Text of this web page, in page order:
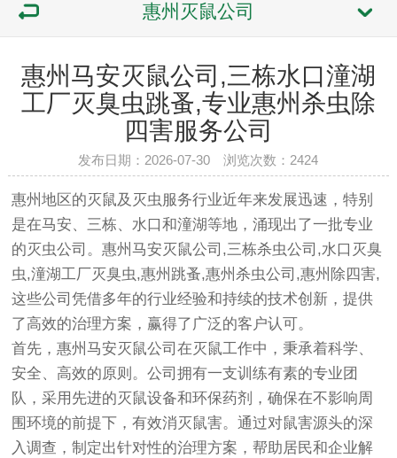
惠州灭鼠公司
惠州马安灭鼠公司,三栋水口潼湖
工厂灭臭虫跳蚤,专业惠州杀虫除
四害服务公司
发布日期：2026-07-30 浏览次数： 2424
惠州地区的灭鼠及灭虫服务行业近年来发展迅速，特别
是在马安、三栋、水口和潼湖等地，涌现出了一批专业
的灭虫公司。惠州马安灭鼠公司,三栋杀虫公司,水口灭臭
虫,潼湖工厂灭臭虫,惠州跳蚤,惠州杀虫公司,惠州除四害,
这些公司凭借多年的行业经验和持续的技术创新，提供
了高效的治理方案，赢得了广泛的客户认可。
首先，惠州马安灭鼠公司在灭鼠工作中，秉承着科学、
安全、高效的原则。公司拥有一支训练有素的专业团
队，采用先进的灭鼠设备和环保药剂，确保在不影响周
围环境的前提下，有效消灭鼠害。通过对鼠害源头的深
入调查，制定出针对性的治理方案，帮助居民和企业解